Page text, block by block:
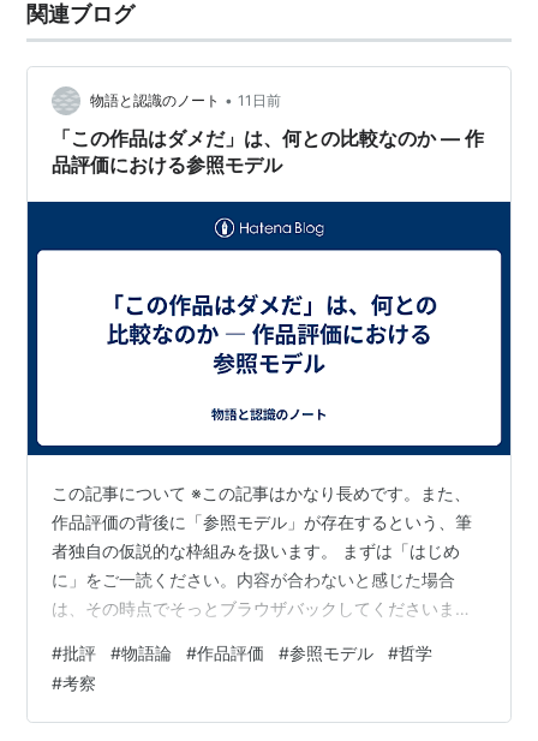
などが有名である。社会学の領域では社会構成主義のコ
ンテクストで扱われることが多い。
「物語」の定義は困難であり、使用者により内実はまち
まちであるといえよう。
※拙い記述になってしまったので、どなたか修正してく
だされば幸いです。
関連ブログ
物語と認識のノート • 11日前
「この作品はダメだ」は、何との比較なのか ― 作
品評価における参照モデル
この記事について ※この記事はかなり長めです。また、
作品評価の背後に「参照モデル」が存在するという、筆
者独自の仮説的な枠組みを扱います。 まずは「はじめ
に」をご一読ください。内容が合わないと感じた場合
は、その時点でそっとブラウザバックしてくださいま
るのか 1. 特定作品モデル 2. ジャンルモデル 3. 作品内モ
デル 4. 個人的期待モデル 5. 理想作品モデル 参照モデル
によって整理できること 同じ作品への評価が分かれる理
#批評 #物語論 #作品評価 #参照モデル #哲学
#考察